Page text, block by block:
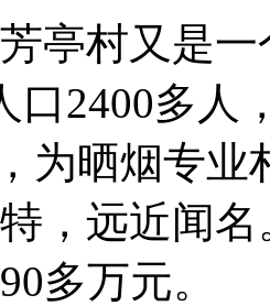
村又是一
口2400多人
为晒烟专
，远近闻
多万元。